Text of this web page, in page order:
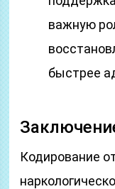
важную
быстрее
Кодирование